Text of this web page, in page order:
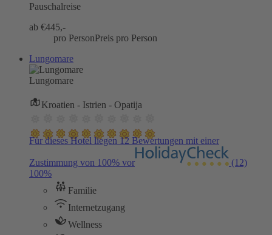
Pauschalreise
ab €445,-
pro PersonPreis pro Person
Lungomare
Lungomare
Kroatien - Istrien - Opatija
Für dieses Hotel liegen 12 Bewertungen mit einer
Zustimmung von 100% vor
(12)
100%
Familie
Internetzugang
Wellness